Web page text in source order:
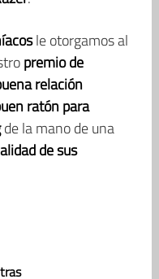
le otorgamos al
premio de
relación
ratón para
de la mano de una
de sus